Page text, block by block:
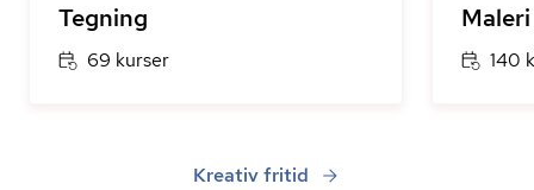
Tegning
69 kurser
Maleri
140
Kreativ fritid